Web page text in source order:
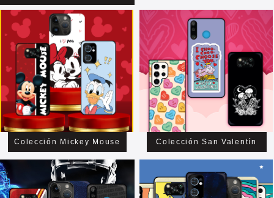
Colección Mickey Mouse Colección San Valentín